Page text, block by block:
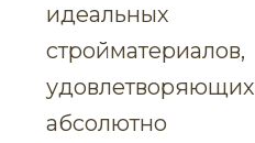
идеальных
стройматериалов,
удовлетворяющих
абсолютно